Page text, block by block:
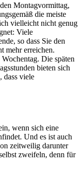
Montagvormittag,
die meiste
vielleicht nicht genug
Viele
so dass Sie den
mehr erreichen.
Die späten
bieten sich
dass viele
wenn sich eine
Und es ist auch
zeitweilig darunter
zweifeln, denn für